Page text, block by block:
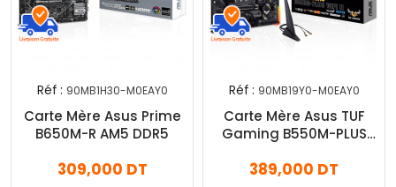
Réf : 90MB1H30-M0EAY0
Carte Mère Asus Prime
B650M-R AM5 DDR5
309,000 DT
Réf : 90MB19Y0-M0EAY0
Carte Mère Asus TUF
Gaming B550M-PLUS
389,000 DT